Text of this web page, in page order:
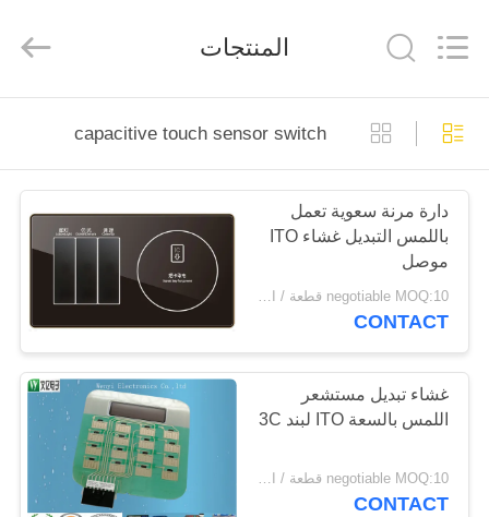
الصفحة
الرئيسية
منتجات
معلومات
جولة
المعمل
Electronics
Co.,Ltd.
المنتجات
capacitive touch sensor switch
دارة مرنة سعوية تعمل
باللمس التبديل غشاء ITO
موصل
negotiable MOQ:10 قطعة / النظام
CONTACT
غشاء تبديل مستشعر
اللمس بالسعة ITO لبند 3C
negotiable MOQ:10 قطعة / النظام
CONTACT